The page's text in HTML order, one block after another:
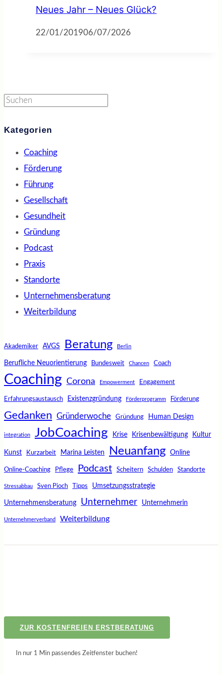
Neues Jahr – Neues Glück?
22/01/201906/07/2026
Suchen
Kategorien
Coaching
Förderung
Führung
Gesellschaft
Gesundheit
Gründung
Podcast
Praxis
Standorte
Unternehmensberatung
Weiterbildung
Akademiker AVGS Beratung Berlin
Berufliche Neuorientierung Bundesweit Chancen Coach
Coaching Corona Empowerment Engagement
Erfahrungsaustausch Existenzgründung Förderprogramm Förderung
Gedanken Gründerwoche Gründung Human Design
integration JobCoaching Krise Krisenbewältigung Kultur
Kunst Kurzarbeit Marina Leisten Neuanfang Online
Online-Coaching Pflege Podcast Scheitern Schulden Standorte
Stressabbau Sven Pioch Tipps Umsetzungsstrategie
Unternehmensberatung Unternehmer Unternehmerin
Unternehmerverband Weiterbildung
ZUR KOSTENFREIEN ERSTBERATUNG
In nur 1 Min passendes Zeitfenster buchen!